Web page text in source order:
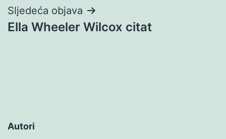
Sljedeća objava
Ella Wheeler Wilcox citat
Autori